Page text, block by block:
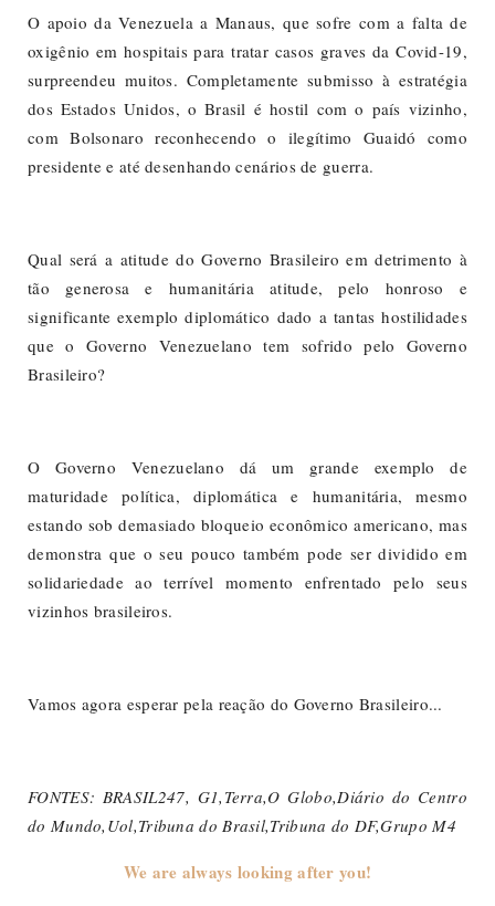
O apoio da Venezuela a Manaus, que sofre com a falta de
oxigênio em hospitais para tratar casos graves da Covid-19,
surpreendeu muitos. Completamente submisso à estratégia
dos Estados Unidos, o Brasil é hostil com o país vizinho,
com Bolsonaro reconhecendo o ilegítimo Guaidó como
presidente e até desenhando cenários de guerra.
Qual será a atitude do Governo Brasileiro em detrimento à
tão generosa e humanitária atitude, pelo honroso e
significante exemplo diplomático dado a tantas hostilidades
que o Governo Venezuelano tem sofrido pelo Governo
Brasileiro?
O Governo Venezuelano dá um grande exemplo de
maturidade política, diplomática e humanitária, mesmo
estando sob demasiado bloqueio econômico americano, mas
demonstra que o seu pouco também pode ser dividido em
solidariedade ao terrível momento enfrentado pelo seus
vizinhos brasileiros.
Vamos agora esperar pela reação do Governo Brasileiro...
FONTES: BRASIL247, G1,Terra,O Globo,Diário do Centro
do Mundo,Uol,Tribuna do Brasil,Tribuna do DF,Grupo M4
We are always looking after you!